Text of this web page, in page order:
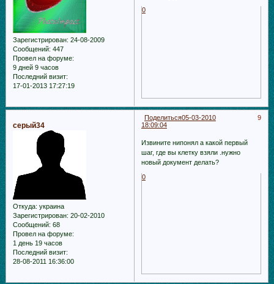
Зарегистрирован: 24-08-2009
Сообщений: 447
Провел на форуме:
9 дней 9 часов
Последний визит:
17-01-2013 17:27:19
0
Поделиться 9
05-03-2010
18:09:04
серый34
Откуда: украина
Зарегистрирован: 20-02-2010
Сообщений: 68
Провел на форуме:
1 день 19 часов
Последний визит:
28-08-2011 16:36:00
Извините нипонял а какой первый
шаг, где вы клетку взяли .нужно
новый документ делать?
0